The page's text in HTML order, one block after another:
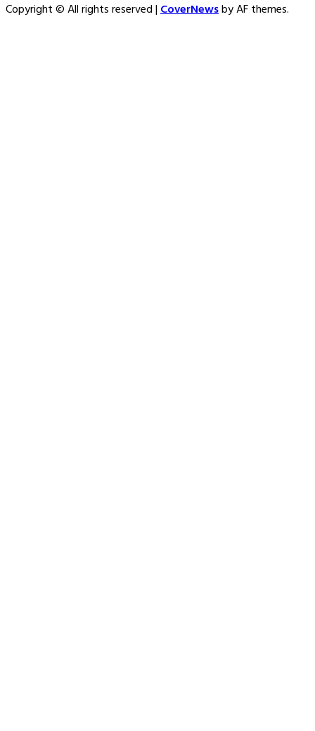
Copyright © All rights reserved|CoverNewsby AF themes.